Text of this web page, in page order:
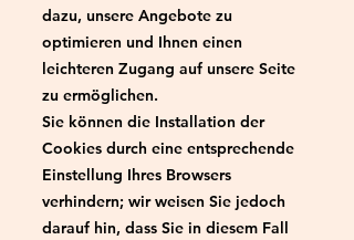
dazu, unsere Angebote zu
optimieren und Ihnen einen
leichteren Zugang auf unsere Seite
zu ermöglichen.
Sie können die Installation der
Cookies durch eine entsprechende
Einstellung Ihres Browsers
verhindern; wir weisen Sie jedoch
darauf hin, dass Sie in diesem Fall